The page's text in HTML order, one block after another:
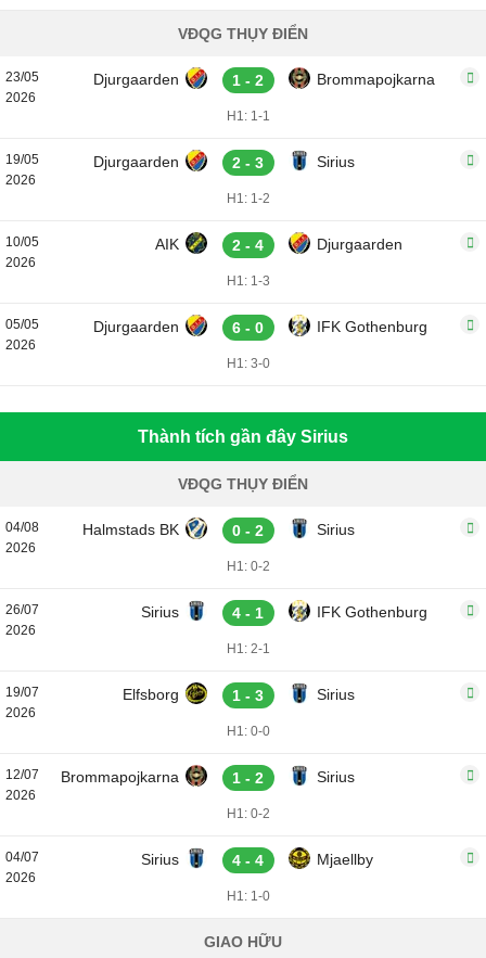
VĐQG THỤY ĐIỂN
23/05
2026
Djurgaarden 1 - 2 Brommapojkarna
H1: 1-1
19/05
2026
Djurgaarden 2 - 3 Sirius
H1: 1-2
10/05
2026
AIK 2 - 4 Djurgaarden
H1: 1-3
05/05
2026
Djurgaarden 6 - 0 IFK Gothenburg
H1: 3-0
Thành tích gần đây Sirius
VĐQG THỤY ĐIỂN
04/08
2026
Halmstads BK 0 - 2 Sirius
H1: 0-2
26/07
2026
Sirius 4 - 1 IFK Gothenburg
H1: 2-1
19/07
2026
Elfsborg 1 - 3 Sirius
H1: 0-0
12/07
2026
Brommapojkarna 1 - 2 Sirius
H1: 0-2
04/07
2026
Sirius 4 - 4 Mjaellby
H1: 1-0
GIAO HỮU